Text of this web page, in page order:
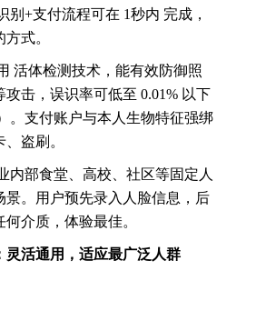
别+支付流程可在 1秒内 完成，
式。
活体检测技术，能有效防御照
攻击，误识率可低至 0.01% 以下
。支付账户与本人生物特征强绑
盗刷。
内部食堂、高校、社区等固定人
景。用户预先录入人脸信息，后
介质，体验最佳。
灵活通用，适应最广泛人群